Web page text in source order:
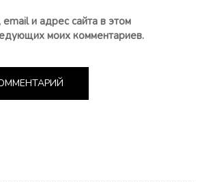
и адрес сайта в этом
моих комментариев.